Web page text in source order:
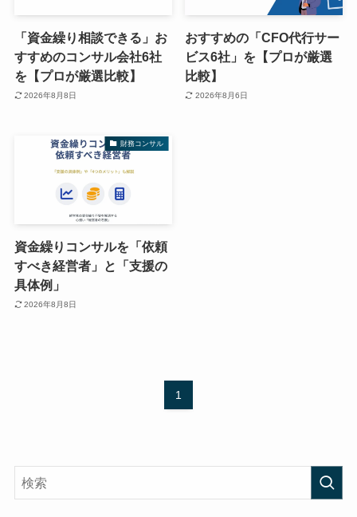
「資金繰り相談できる」お
すすめのコンサル会社6社
を【プロが厳選比較】
2026年8月8日
おすすめの「CFO代行サー
ビス6社」を【プロが厳選
比較】
2026年8月6日
財務コンサル
資金繰りコンサルを「依頼
すべき経営者」と「支援の
具体例」
2026年8月8日
1